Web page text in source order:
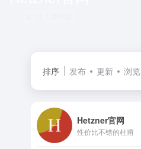
排序 发布 更新 浏览
Hetzner官网
性价比不错的杜甫